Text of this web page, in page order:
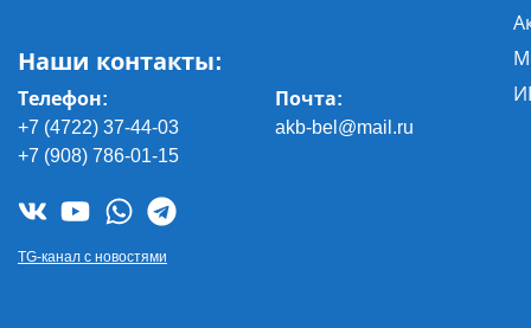
Наши контакты:
Телефон:
+7 (4722) 37-44-03
+7 (908) 786-01-15
Почта:
akb-bel@mail.ru
TG-канал с новостями